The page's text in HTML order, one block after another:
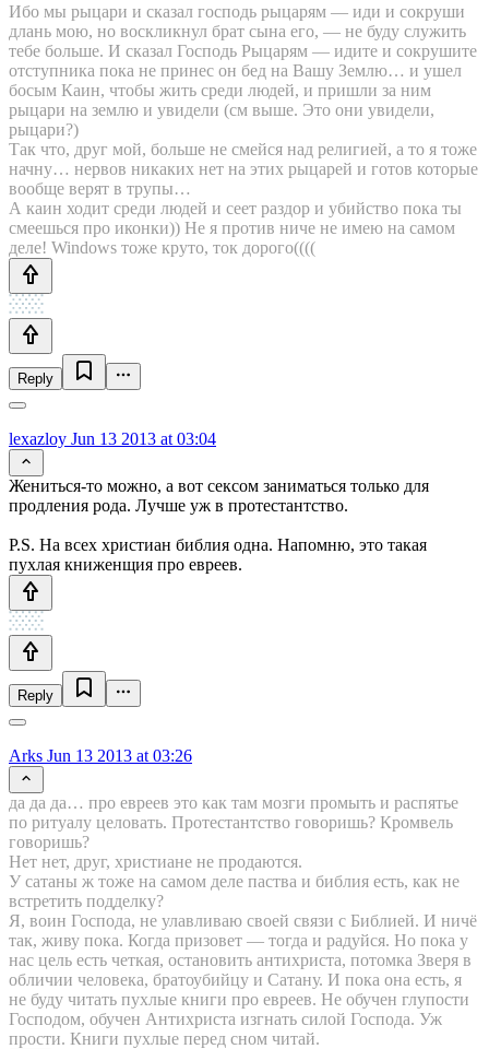
Ибо мы рыцари и сказал господь рыцарям — иди и сокруши
длань мою, но воскликнул брат сына его, — не буду служить
тебе больше. И сказал Господь Рыцарям — идите и сокрушите
отступника пока не принес он бед на Вашу Землю… и ушел
босым Каин, чтобы жить среди людей, и пришли за ним
рыцари на землю и увидели (см выше. Это они увидели,
рыцари?)
Так что, друг мой, больше не смейся над религией, а то я тоже
начну… нервов никаких нет на этих рыцарей и готов которые
вообще верят в трупы…
А каин ходит среди людей и сеет раздор и убийство пока ты
смеешься про иконки)) Не я против ниче не имею на самом
деле! Windows тоже круто, ток дорого((((
Reply
lexazloy Jun 13 2013 at 03:04
Жениться-то можно, а вот сексом заниматься только для
продления рода. Лучше уж в протестантство.
P.S. На всех христиан библия одна. Напомню, это такая
пухлая книженщия про евреев.
Reply
Arks Jun 13 2013 at 03:26
да да да… про евреев это как там мозги промыть и распятье
по ритуалу целовать. Протестантство говоришь? Кромвель
говоришь?
Нет нет, друг, христиане не продаются.
У сатаны ж тоже на самом деле паства и библия есть, как не
встретить подделку?
Я, воин Господа, не улавливаю своей связи с Библией. И ничё
так, живу пока. Когда призовет — тогда и радуйся. Но пока у
нас цель есть четкая, остановить антихриста, потомка Зверя в
обличии человека, братоубийцу и Сатану. И пока она есть, я
не буду читать пухлые книги про евреев. Не обучен глупости
Господом, обучен Антихриста изгнать силой Господа. Уж
прости. Книги пухлые перед сном читай.